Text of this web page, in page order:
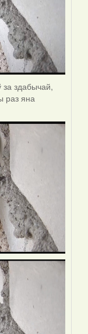
за здабычай,
раз яна